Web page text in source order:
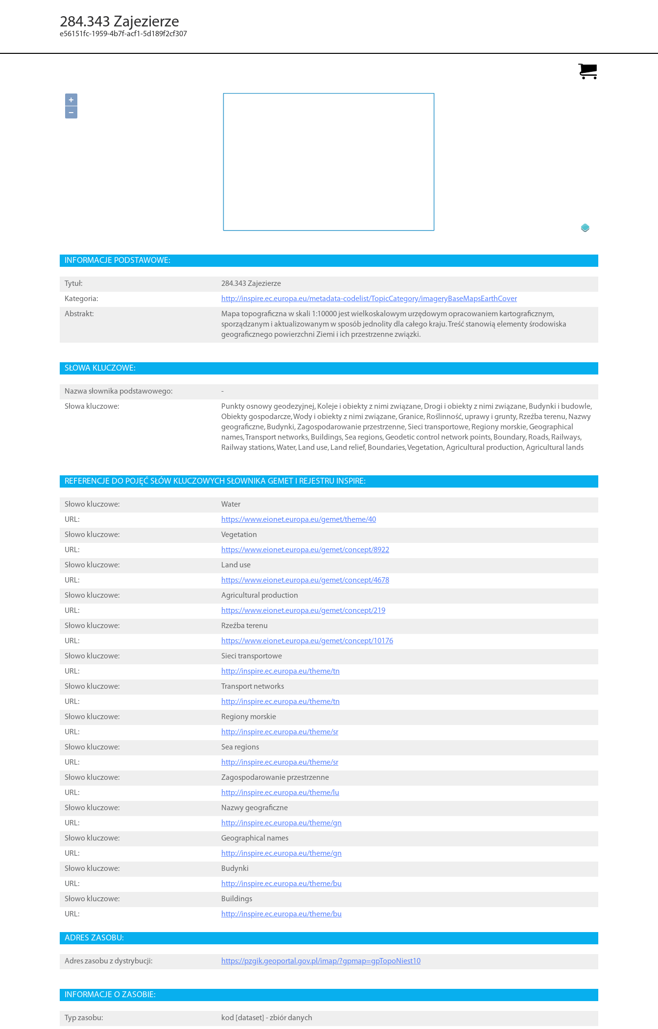
284.343 Zajezierze
e56151fc-1959-4b7f-acf1-5d189f2cf307
+
−
INFORMACJE PODSTAWOWE:
Tytuł:
284.343 Zajezierze
Kategoria:
http://inspire.ec.europa.eu/metadata-codelist/TopicCategory/imageryBaseMapsEarthCover
Abstrakt:
Mapa topograficzna w skali 1:10000 jest wielkoskalowym urzędowym opracowaniem kartograficznym,
sporządzanym i aktualizowanym w sposób jednolity dla całego kraju. Treść stanowią elementy środowiska
geograficznego powierzchni Ziemi i ich przestrzenne związki.
SŁOWA KLUCZOWE:
Nazwa słownika podstawowego:
-
Słowa kluczowe:
Punkty osnowy geodezyjnej, Koleje i obiekty z nimi związane, Drogi i obiekty z nimi związane, Budynki i budowle,
Obiekty gospodarcze,Wody i obiekty z nimi związane,Granice, Roślinność, uprawy i grunty, Rzeźba terenu, Nazwy
geograficzne, Budynki,Zagospodarowanie przestrzenne, Sieci transportowe, Regiony morskie,Geographical
names,Transport networks, Buildings, Sea regions,Geodetic control network points, Boundary, Roads, Railways,
Railway stations,Water, Land use, Land relief, Boundaries,Vegetation,Agricultural production,Agricultural lands
REFERENCJE DO POJĘĆ SŁÓW KLUCZOWYCH SŁOWNIKA GEMET I REJESTRU INSPIRE:
Słowo kluczowe:
Water
URL:
https://www.eionet.europa.eu/gemet/theme/40
Słowo kluczowe:
Vegetation
URL:
https://www.eionet.europa.eu/gemet/concept/8922
Słowo kluczowe:
Land use
URL:
https://www.eionet.europa.eu/gemet/concept/4678
Słowo kluczowe:
Agricultural production
URL:
https://www.eionet.europa.eu/gemet/concept/219
Słowo kluczowe:
Rzeźba terenu
URL:
https://www.eionet.europa.eu/gemet/concept/10176
Słowo kluczowe:
Sieci transportowe
URL:
http://inspire.ec.europa.eu/theme/tn
Słowo kluczowe:
Transport networks
URL:
http://inspire.ec.europa.eu/theme/tn
Słowo kluczowe:
Regiony morskie
URL:
http://inspire.ec.europa.eu/theme/sr
Słowo kluczowe:
Sea regions
URL:
http://inspire.ec.europa.eu/theme/sr
Słowo kluczowe:
Zagospodarowanie przestrzenne
URL:
http://inspire.ec.europa.eu/theme/lu
Słowo kluczowe:
Nazwy geograficzne
URL:
http://inspire.ec.europa.eu/theme/gn
Słowo kluczowe:
Geographical names
URL:
http://inspire.ec.europa.eu/theme/gn
Słowo kluczowe:
Budynki
URL:
http://inspire.ec.europa.eu/theme/bu
Słowo kluczowe:
Buildings
URL:
http://inspire.ec.europa.eu/theme/bu
ADRES ZASOBU:
Adres zasobu z dystrybucji: https://pzgik.geoportal.gov.pl/imap/?gpmap=gpTopoNiest10
INFORMACJE O ZASOBIE:
Typ zasobu: kod [ dataset ] - zbiór danych